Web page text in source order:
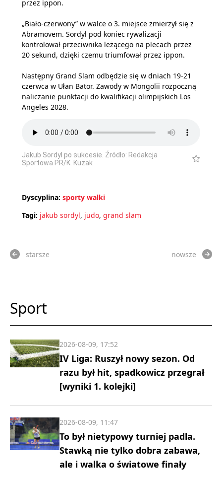
przez ippon.
„Biało-czerwony” w walce o 3. miejsce zmierzył się z
Abramovem. Sordyl pod koniec rywalizacji
kontrolował przeciwnika leżącego na plecach przez
20 sekund, dzięki czemu triumfował przez ippon.
Następny Grand Slam odbędzie się w dniach 19-21
czerwca w Ułan Bator. Zawody w Mongolii rozpoczną
naliczanie punktacji do kwalifikacji olimpijskich Los
Angeles 2028.
Jakub Sordyl po sukcesie. Źródło: Redakcja
Sportowa PR/K. Kuzak
Dyscyplina: sporty walki
Tagi: jakub sordyl, judo, grand slam
starsze nowsze
Sport
IV Liga: Ruszył nowy sezon. Od
razu był hit, spadkowicz przegrał
[wyniki 1. kolejki]
2026-08-09, 17:52
To był nietypowy turniej padla.
Stawką nie tylko dobra zabawa,
ale i walka o światowe finały
2026-08-09, 11:47